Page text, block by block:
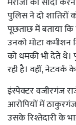
पुलिस ने दो शातिरों
पूछताछ में बताया
उनको मोटा कमीशन
को धमकी भी देते
रही है। वहीं, नेटवर्क
इंस्पेक्टर वजीरगंज
आरोपियों में
उसके रिश्तेदारी के